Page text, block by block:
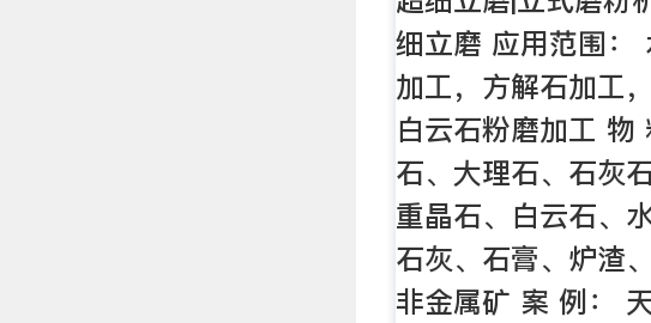
细立磨 应用范围：
加工，方解石加工
白云石粉磨加工 物
石、大理石、石灰
重晶石、白云石、
石灰、石膏、炉渣
非金属矿 案 例：